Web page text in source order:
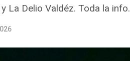
La Delio Valdéz. Toda la info.